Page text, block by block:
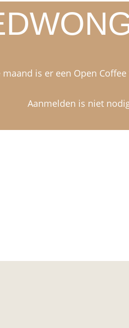
is er een Open
Aanmelden is niet